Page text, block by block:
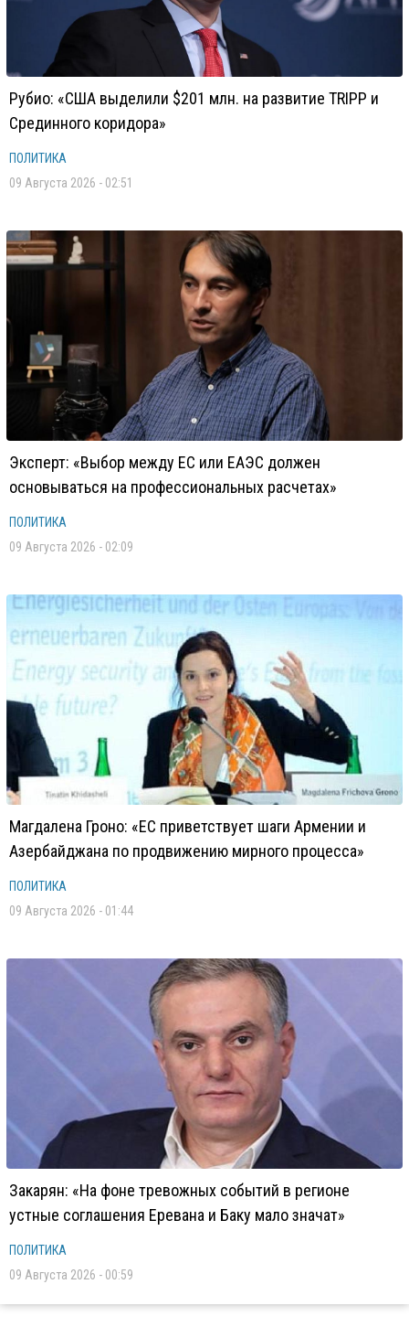
Рубио: «США выделили $201 млн. на развитие TRIPP и
Срединного коридора»
ПОЛИТИКА
09 Августа 2026 - 02:51
Эксперт: «Выбор между ЕС или ЕАЭС должен
основываться на профессиональных расчетах»
ПОЛИТИКА
09 Августа 2026 - 02:09
Магдалена Гроно: «ЕС приветствует шаги Армении и
Азербайджана по продвижению мирного процесса»
ПОЛИТИКА
09 Августа 2026 - 01:44
Закарян: «На фоне тревожных событий в регионе
устные соглашения Еревана и Баку мало значат»
ПОЛИТИКА
09 Августа 2026 - 00:59